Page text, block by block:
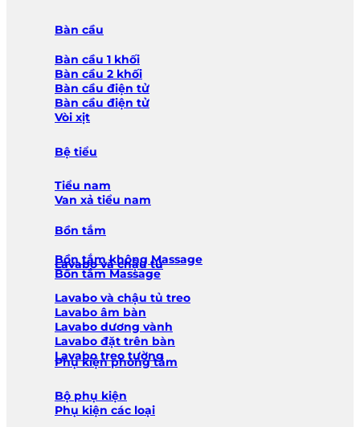
Bàn cầu
Bàn cầu 1 khối
Bàn cầu 2 khối
Bàn cầu điện tử
Bàn cầu điện tử
Vòi xịt
Bệ tiểu
Tiểu nam
Van xả tiểu nam
Bồn tắm
Bồn tắm không Massage
Bồn tắm Massage
Lavabo và chậu tủ
Lavabo và chậu tủ treo
Lavabo âm bàn
Lavabo dương vành
Lavabo đặt trên bàn
Lavabo treo tường
Phụ kiện phòng tắm
Bộ phụ kiện
Phụ kiện các loại